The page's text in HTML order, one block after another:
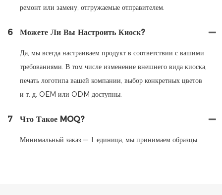
ремонт или замену, отгружаемые отправителем.
6 Можете Ли Вы Настроить Киоск?
Да, мы всегда настраиваем продукт в соответствии с вашими
требованиями. В том числе изменение внешнего вида киоска,
печать логотипа вашей компании, выбор конкретных цветов
и т. д. OEM или ODM доступны.
7 Что Такое MOQ?
Минимальный заказ — 1 единица, мы принимаем образцы.